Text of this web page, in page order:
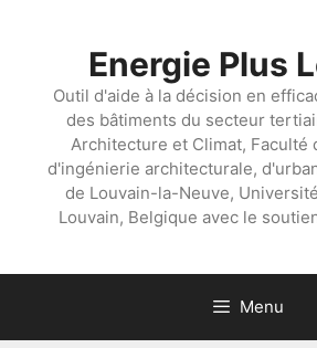
Energie Plus
Outil d'aide à la décision en
des bâtiments du secteur
Architecture et Climat, Faculté
d'ingénierie architecturale,
de Louvain-la-Neuve,
Louvain, Belgique avec le
Menu